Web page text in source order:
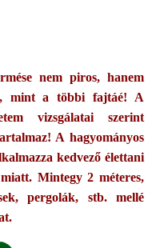
nem piros, hanem
mint a többi fajtáé! A
vizsgálatai szerint
A hagyományos
kedvező élettani
Mintegy 2 méteres,
pergolák, stb. mellé